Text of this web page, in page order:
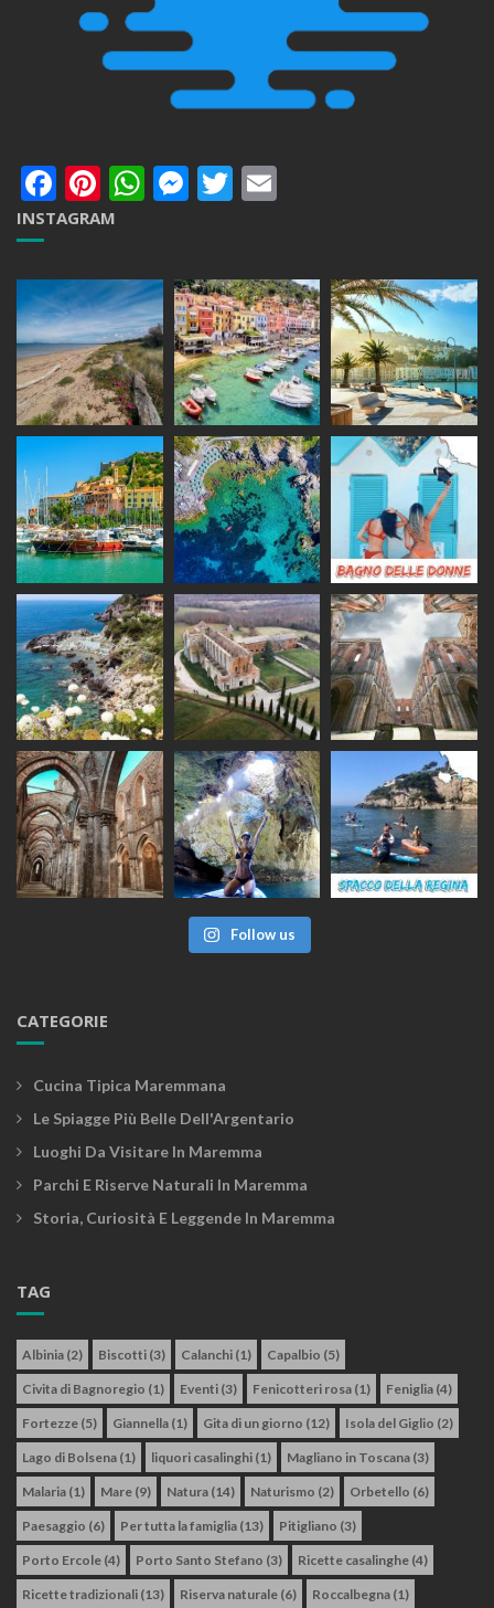
Facebook
Pinterest
WhatsApp
Messenger
Twitter
INSTAGRAM
Follow us
CATEGORIE
Cucina Tipica Maremmana
Le Spiagge Più Belle Dell'Argentario
Luoghi Da Visitare In Maremma
Parchi E Riserve Naturali In Maremma
Storia, Curiosità E Leggende In Maremma
TAG
Albinia (2) Biscotti (3) Calanchi (1) Capalbio (5)
Civita di Bagnoregio (1) Eventi (3) Fenicotteri rosa (1) Feniglia (4)
Fortezze (5) Giannella (1) Gita di un giorno (12) Isola del Giglio (2)
Lago di Bolsena (1) liquori casalinghi (1) Magliano in Toscana (3)
Malaria (1) Mare (9) Natura (14) Naturismo (2) Orbetello (6)
Paesaggio (6) Per tutta la famiglia (13) Pitigliano (3)
Porto Ercole (4) Porto Santo Stefano (3) Ricette casalinghe (4)
Ricette tradizionali (13) Riserva naturale (6) Roccalbegna (1)